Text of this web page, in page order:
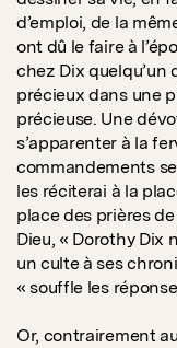
d’emploi, de la
ont dû le faire à
chez Dix quelqu’un
précieux dans une
précieuse. Une
s’apparenter à la
commandements
les réciterai à la
place des prières
Dieu, « Dorothy Dix
un culte à ses
« souffle les
Or, contrairement